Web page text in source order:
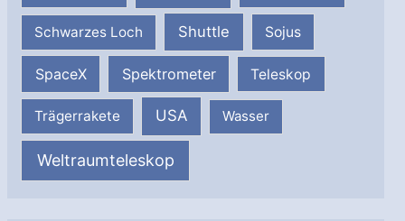
Schwarzes Loch Shuttle Sojus
SpaceX Spektrometer Teleskop
Trägerrakete USA Wasser
Weltraumteleskop